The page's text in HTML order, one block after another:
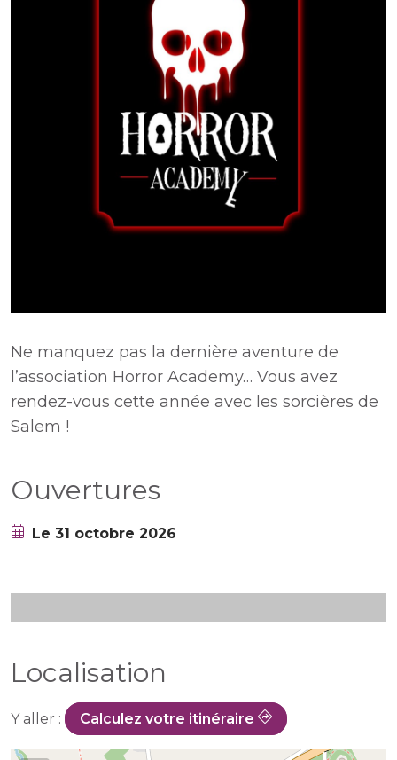
Ne manquez pas la dernière aventure de
l’association Horror Academy… Vous avez
rendez-vous cette année avec les sorcières de
Salem !
Ouvertures
Le 31 octobre 2026
Localisation
Y aller : Calculez votre itinéraire